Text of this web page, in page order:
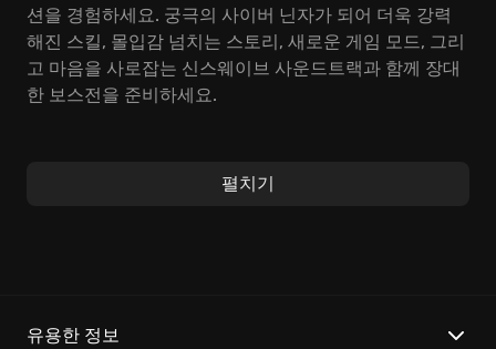
션을 경험하세요. 궁극의 사이버 닌자가 되어 더욱 강력
해진 스킬, 몰입감 넘치는 스토리, 새로운 게임 모드, 그리
고 마음을 사로잡는 신스웨이브 사운드트랙과 함께 장대
한 보스전을 준비하세요.
타워에서 1년 후의 이야기를 담았습니다. 잭이 돌아와 다
의 재미를 더합니다. 한층 더 진화하여 상호작용성이 강
펼치기
유용한 정보